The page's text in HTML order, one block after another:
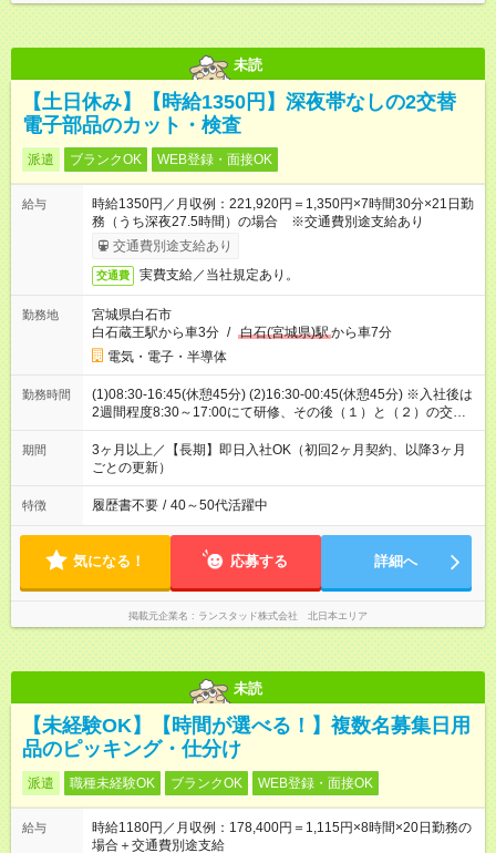
未読
【土日休み】【時給1350円】深夜帯なしの2交替
電子部品のカット・検査
派遣 ブランクOK WEB登録・面接OK
給与
時給1350円／月収例：221,920円＝1,350円×7時間30分×21日勤
務（うち深夜27.5時間）の場合 ※交通費別途支給あり
交通費別途支給あり
交通費 実費支給／当社規定あり。
勤務地
宮城県白石市
白石蔵王駅から車3分 / 白石(宮城県)駅から車7分
電気・電子・半導体
勤務時間
(1)08:30-16:45(休憩45分) (2)16:30-00:45(休憩45分) ※入社後は
2週間程度8:30～17:00にて研修、その後（１）と（２）の交替
勤務へと移行します
期間
3ヶ月以上／【長期】即日入社OK（初回2ヶ月契約、以降3ヶ月
ごとの更新）
特徴 履歴書不要 / 40～50代活躍中
気になる！ 応募する 詳細へ
掲載元企業名 ランスタッド株式会社 北日本エリア
未読
【未経験OK】【時間が選べる！】複数名募集日用
品のピッキング・仕分け
派遣 職種未経験OK ブランクOK WEB登録・面接OK
給与
時給1180円／月収例：178,400円＝1,115円×8時間×20日勤務の
場合＋交通費別途支給